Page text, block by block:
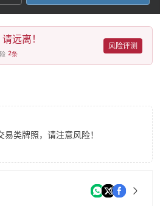
远离！
2条
风险评测
易类牌照，请注意风险！